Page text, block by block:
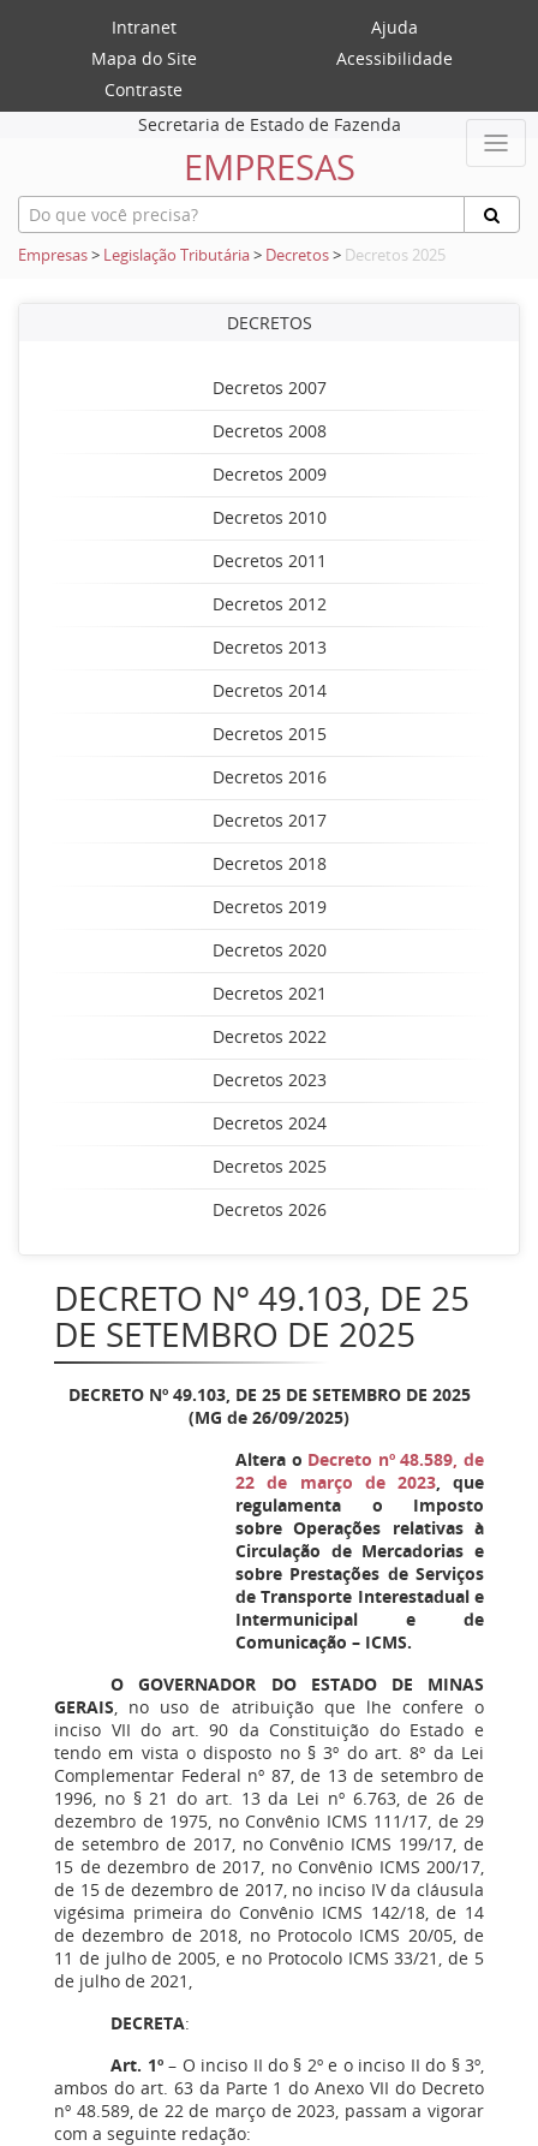
Intranet
Ajuda
Mapa do Site
Acessibilidade
Contraste
Secretaria de Estado de Fazenda
EMPRESAS
Empresas> Legislação Tributária> Decretos> Decretos 2025
DECRETOS
Decretos 2007
Decretos 2008
Decretos 2009
Decretos 2010
Decretos 2011
Decretos 2012
Decretos 2013
Decretos 2014
Decretos 2015
Decretos 2016
Decretos 2017
Decretos 2018
Decretos 2019
Decretos 2020
Decretos 2021
Decretos 2022
Decretos 2023
Decretos 2024
Decretos 2025
Decretos 2026
DECRETO Nº 49.103, DE 25
DE SETEMBRO DE 2025
DECRETO Nº 49.103, DE 25 DE SETEMBRO DE 2025
(MG de 26/09/2025)
Altera o Decreto nº 48.589, de
22 de março de 2023, que
regulamenta o Imposto
sobre Operações relativas à
Circulação de Mercadorias e
sobre Prestações de Serviços
de Transporte Interestadual e
Intermunicipal e de
Comunicação – ICMS.
O GOVERNADOR DO ESTADO DE MINAS
GERAIS, no uso de atribuição que lhe confere o
inciso VII do art. 90 da Constituição do Estado e
tendo em vista o disposto no § 3º do art. 8º da Lei
Complementar Federal nº 87, de 13 de setembro de
1996, no § 21 do art. 13 da Lei nº 6.763, de 26 de
dezembro de 1975, no Convênio ICMS 111/17, de 29
de setembro de 2017, no Convênio ICMS 199/17, de
15 de dezembro de 2017, no Convênio ICMS 200/17,
de 15 de dezembro de 2017, no inciso IV da cláusula
vigésima primeira do Convênio ICMS 142/18, de 14
de dezembro de 2018, no Protocolo ICMS 20/05, de
11 de julho de 2005, e no Protocolo ICMS 33/21, de 5
de julho de 2021,
DECRETA:
Art. 1º– O inciso II do § 2º e o inciso II do § 3º,
ambos do art. 63 da Parte 1 do Anexo VII do Decreto
nº 48.589, de 22 de março de 2023, passam a vigorar
com a seguinte redação: